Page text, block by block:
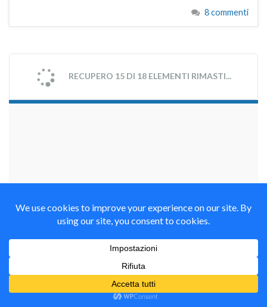
8 commenti
RECUPERO 15 DI 18 ELEMENTI RIMASTI...